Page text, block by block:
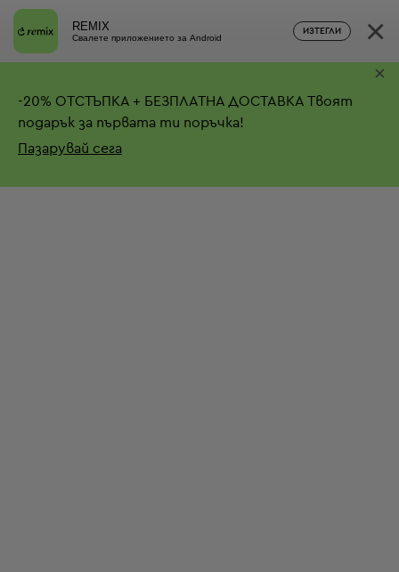
REMIX
Свалете приложението за Android
ИЗТЕГЛИ ×
-20% ОТСТЪПКА + БЕЗПЛАТНА ДОСТАВКА Твоят
подарък за първата ти поръчка!
Пазарувай сега
×